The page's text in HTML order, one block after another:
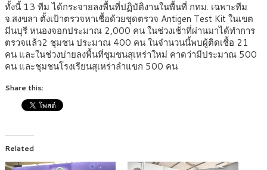
ทั้งนี้ 13 ทีม ได้กระจายลงพื้นที่ปฏิบัติงานในพื้นที่ กทม. เฉพาะทีม
จ.สงขลา ตั้งเป้าตรวจหาเชื้อด้วยชุดตรวจ Antigen Test Kit ในเขต
มีนบุรี หนองจอกประมาณ 2,000 คน ในช่วงเช้าที่ผ่านมาได้ทำการ
ตรวจแล้ว2 ชุมชน ประมาณ 400 คน ในจำนวนนี้พบผู้ติดเชื้อ 21
คน และในช่วงบ่ายลงพื้นที่ชุมชนสุเหร่าใหม่ คาดว่ามีประมาณ 500
คน และชุมชนโรงเรียนสุเหร่าลำแขก 500 คน
Share this:
Related